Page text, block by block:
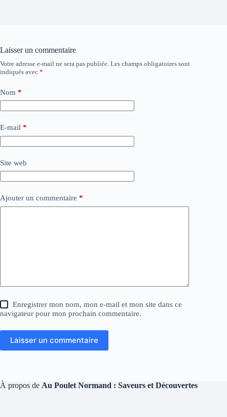
Laisser un commentaire
Votre adresse e-mail ne sera pas publiée. Les champs obligatoires sont
indiqués avec *
Nom *
E-mail *
Site web
Ajouter un commentaire *
Enregistrer mon nom, mon e-mail et mon site dans ce
navigateur pour mon prochain commentaire.
Laisser un commentaire
À propos de Au Poulet Normand : Saveurs et Découvertes